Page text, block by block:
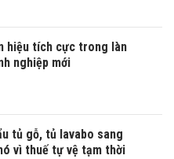
hiệu tích cực trong làn
nghiệp mới
tủ gỗ, tủ lavabo sang
vì thuế tự vệ tạm thời